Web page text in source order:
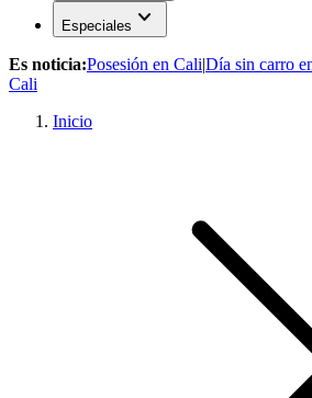
Especiales expand_more
Es noticia:Posesión en Cali|Día sin carro
Cali
Inicio